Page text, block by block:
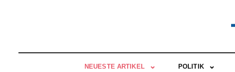
NEUESTE ARTIKEL POLITIK